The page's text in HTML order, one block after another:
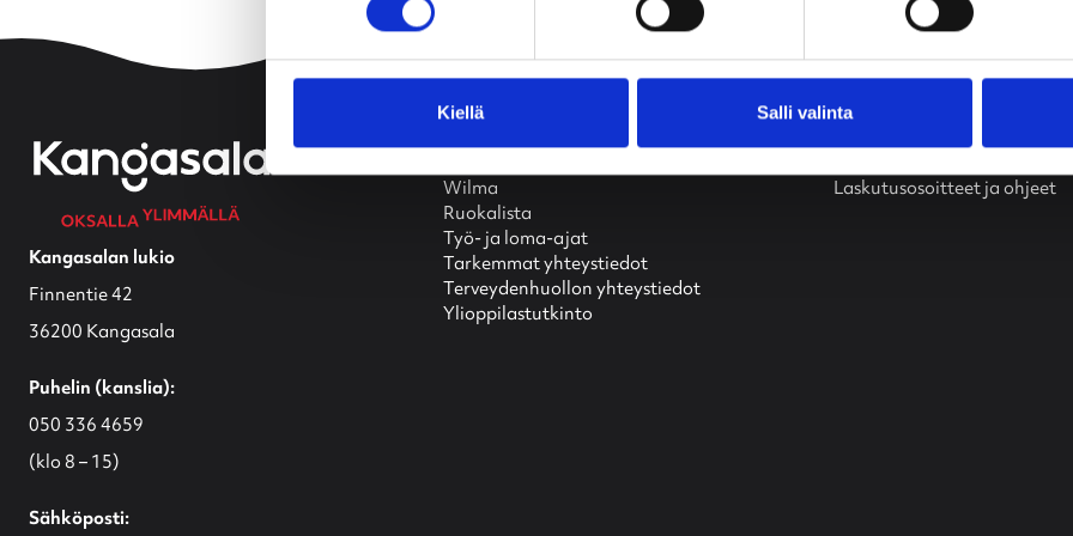
Kiellä Salli valinta
Kangasalan lukio
Finnentie 42
36200 Kangasala
Puhelin (kanslia):
050 336 4659
(klo 8 – 15)
Sähköposti:
Usein käytetyt:
Wilma
Ruokalista
Työ- ja loma-ajat
Tarkemmat yhteystiedot
Terveydenhuollon yhteystiedot
Ylioppilastutkinto
Laskutustiedot
Laskutusosoitteet ja ohjeet